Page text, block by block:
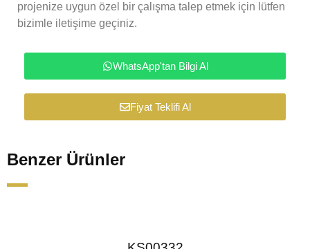
projenize uygun özel bir çalışma talep etmek için lütfen
bizimle iletişime geçiniz.
WhatsApp'tan Bilgi Al
Fiyat Teklifi Al
Benzer Ürünler